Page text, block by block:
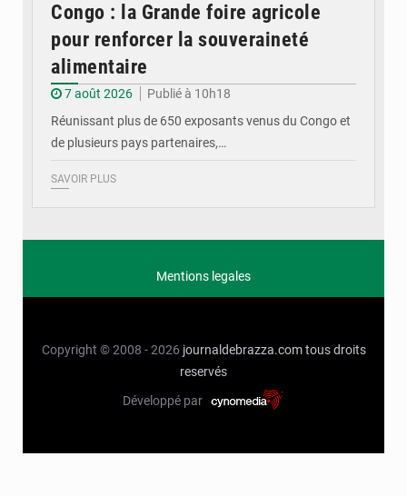
Congo : la Grande foire agricole
pour renforcer la souveraineté
alimentaire
7 août 2026
Publié à 10h18
Réunissant plus de 650 exposants venus du Congo et
de plusieurs pays partenaires,…
SAVOIR PLUS
Mentions legales
Copyright © 2008 - 2026 journaldebrazza.com tous droits
reservés
Développé par